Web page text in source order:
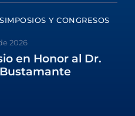
Y CONGRESOS
2026
en Honor al Dr.